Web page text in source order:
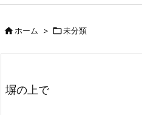
ホーム > 未分類
塀の上で